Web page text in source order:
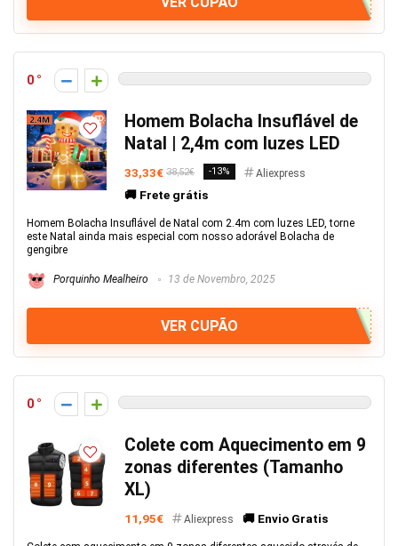
0
Homem BoIacha Insuflável de
Natal | 2,4m com luzes LED
33,33€ 38,52€ -13% Aliexpress
🚚 Frete grátis
Homem BoIacha Insuflável de Natal com 2.4m com luzes LED, torne
este Natal ainda mais especial com nosso adorável Bolacha de
gengibre
Porquinho Mealheiro 13 de Novembro, 2025
VER CUPÃO
0
Colete com Aquecimento em 9
zonas diferentes (Tamanho
XL)
11,95€ Aliexpress 🚚 Envio Gratis